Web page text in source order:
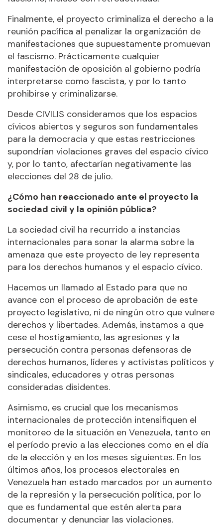
Finalmente, el proyecto criminaliza el derecho a la
reunión pacífica al penalizar la organización de
manifestaciones que supuestamente promuevan
el fascismo. Prácticamente cualquier
manifestación de oposición al gobierno podría
interpretarse como fascista, y por lo tanto
prohibirse y criminalizarse.
Desde CIVILIS consideramos que los espacios
cívicos abiertos y seguros son fundamentales
para la democracia y que estas restricciones
supondrían violaciones graves del espacio cívico
y, por lo tanto, afectarían negativamente las
elecciones del 28 de julio.
¿Cómo han reaccionado ante el proyecto la
sociedad civil y la opinión pública?
La sociedad civil ha recurrido a instancias
internacionales para sonar la alarma sobre la
amenaza que este proyecto de ley representa
para los derechos humanos y el espacio cívico.
Hacemos un llamado al Estado para que no
avance con el proceso de aprobación de este
proyecto legislativo, ni de ningún otro que vulnere
derechos y libertades. Además, instamos a que
cese el hostigamiento, las agresiones y la
persecución contra personas defensoras de
derechos humanos, líderes y activistas políticos y
sindicales, educadores y otras personas
consideradas disidentes.
Asimismo, es crucial que los mecanismos
internacionales de protección intensifiquen el
monitoreo de la situación en Venezuela, tanto en
el período previo a las elecciones como en el día
de la elección y en los meses siguientes. En los
últimos años, los procesos electorales en
Venezuela han estado marcados por un aumento
de la represión y la persecución política, por lo
que es fundamental que estén alerta para
documentar y denunciar las violaciones.